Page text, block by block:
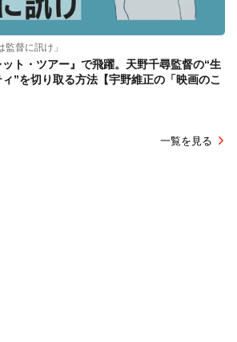
督に訊け」
ット・ツアー』で飛躍。天野千尋監督の“生
”を切り取る方法【宇野維正の「映画のこ
一覧を見る